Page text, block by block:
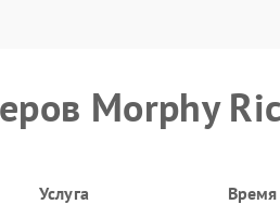
Morphy
Услуга